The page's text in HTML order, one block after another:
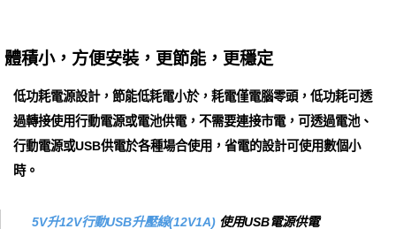
體積小，方便安裝，更節能，更穩定
低功耗電源設計，節能低耗電小於，耗電僅電腦零頭，低功耗可透
過轉接使用行動電源或電池供電，不需要連接市電，可透過電池、
行動電源或USB供電於各種場合使用，省電的設計可使用數個小
時。
5V升12V行動USB升壓線(12V1A) 使用USB電源供電